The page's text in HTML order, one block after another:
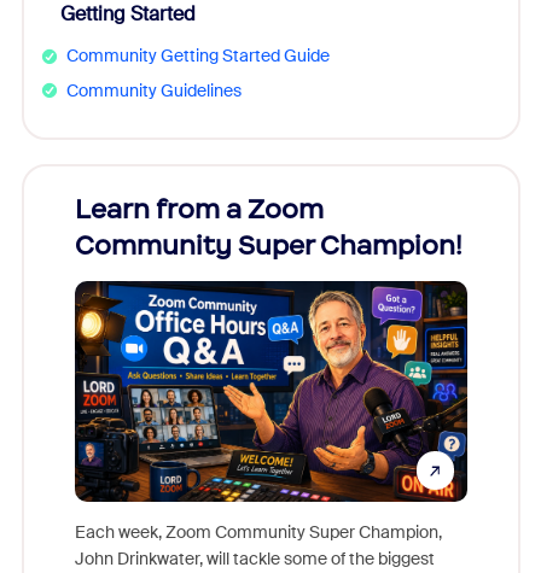
Getting Started
Community Getting Started Guide
Community Guidelines
Learn from a Zoom
Community Super Champion!
Each week, Zoom Community Super Champion,
John Drinkwater, will tackle some of the biggest